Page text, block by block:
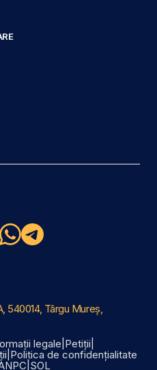
540014, Târgu Mureș,
legale Petiții
Politica de confidențialitate
SOL